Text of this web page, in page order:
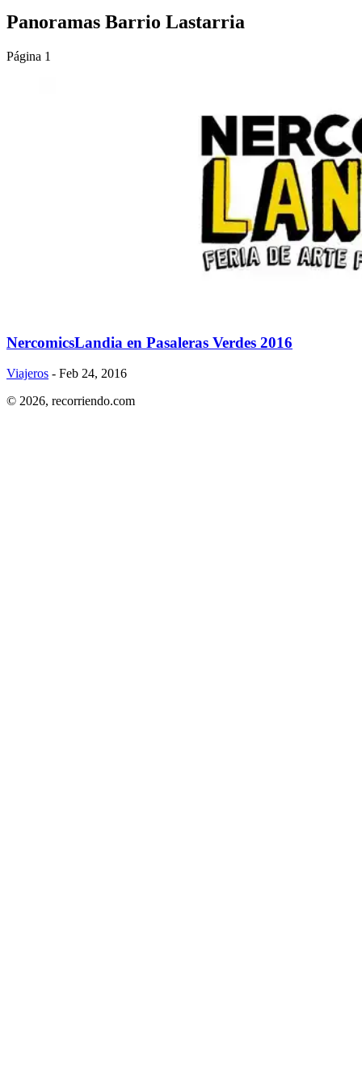
Panoramas Barrio Lastarria
Página 1
NercomicsLandia en Pasaleras Verdes 2016
Viajeros - Feb 24, 2016
© 2026, recorriendo.com